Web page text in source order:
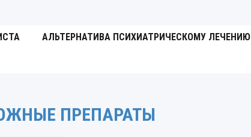
АЛЬТЕРНАТИВА ПСИХИАТРИЧЕСКОМУ ЛЕЧЕНИЮ
ПРЕПАРАТЫ